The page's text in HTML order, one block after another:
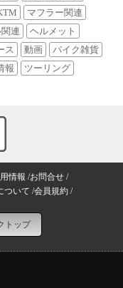
マフラー関連
連
ヘルメット
ス 動画
バイク雑貨
報
ツーリング
情報 お問合せ
ついて 会員規約
トップ